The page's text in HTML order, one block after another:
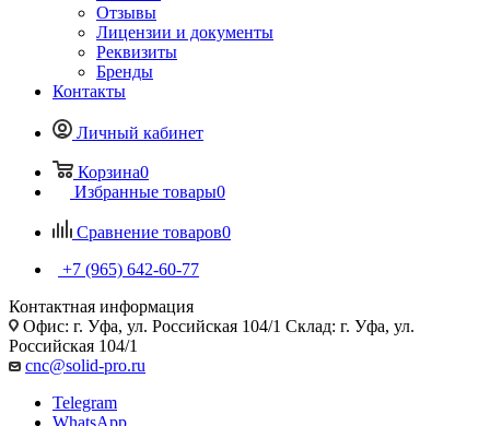
Отзывы
Лицензии и документы
Реквизиты
Бренды
Контакты
Личный кабинет
Корзина0
Избранные товары0
Сравнение товаров0
+7 (965) 642-60-77
Контактная информация
Офис: г. Уфа, ул. Российская 104/1 Склад: г. Уфа, ул.
Российская 104/1
cnc@solid-pro.ru
Telegram
WhatsApp